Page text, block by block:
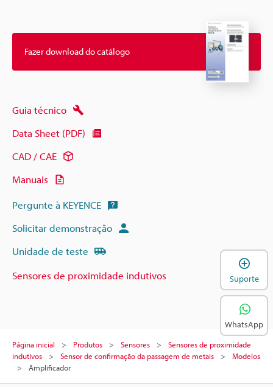
Fazer download do catálogo
Guia técnico
Data Sheet (PDF)
CAD / CAE
Manuais
Pergunte à KEYENCE
Solicitar demonstração
Unidade de teste
Sensores de proximidade indutivos
Página inicial Produtos Sensores
Sensores de proximidade
indutivos
Sensor de confirmação da passagem de metais
Modelos
Amplificador
Suporte
WhatsApp